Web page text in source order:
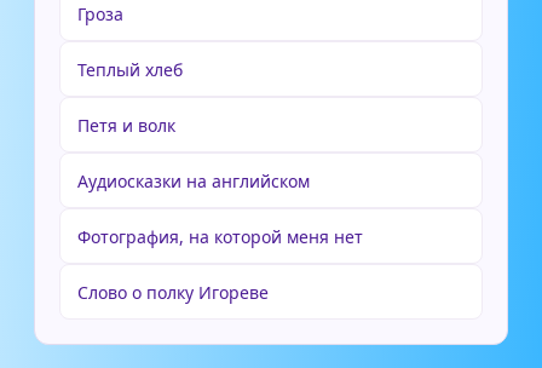
Гроза
Теплый хлеб
Петя и волк
Аудиосказки на английском
Фотография, на которой меня нет
Слово о полку Игореве